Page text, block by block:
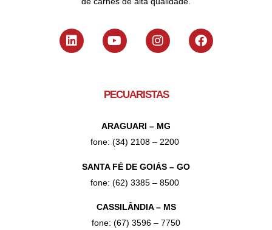
PECUARISTAS
ARAGUARI – MG
fone: (34) 2108 – 2200
SANTA FÉ DE GOIÁS – GO
fone: (62) 3385 – 8500
CASSILÂNDIA – MS
fone: (67) 3596 – 7750